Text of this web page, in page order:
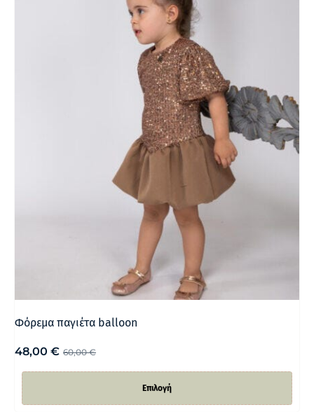
Φόρεμα παγιέτα balloon
60,00€
48,00 €
Επιλογή